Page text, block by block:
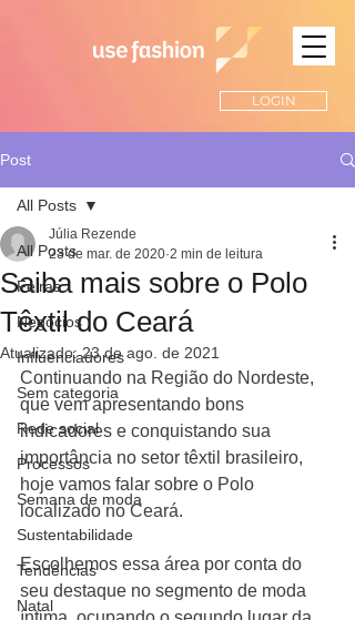
LOGIN
Post
All Posts
Feiras
Negócios
Influenciadores
Sem categoria
Rede social
Processos
Semana de moda
Sustentabilidade
Tendências
Natal
All Posts
Saiba mais sobre o Polo
Têxtil do Ceará
Júlia Rezende
23 de mar. de 2020 2 min de leitura
Atualizado:23 de ago. de 2021
Continuando na Região do Nordeste,
que vem apresentando bons
indicadores e conquistando sua
importância no setor têxtil brasileiro,
hoje vamos falar sobre o Polo
localizado no Ceará.
Escolhemos essa área por conta do
seu destaque no segmento de moda